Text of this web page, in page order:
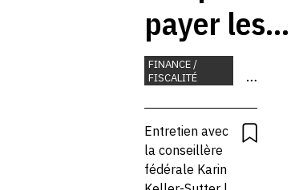
payer les
impôts
communaux»
FINANCE /
FISCALITÉ
MONNAIE
Entretien avec
la conseillère
fédérale Karin